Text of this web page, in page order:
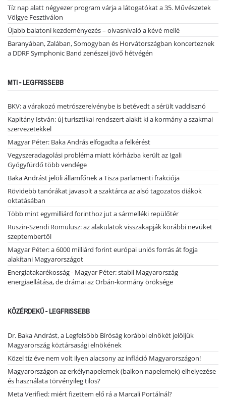
Tíz nap alatt négyezer program várja a látogatókat a 35. Művészetek
Völgye Fesztiválon
Újabb balatoni kezdeményezés – olvasnivaló a kévé mellé
Baranyában, Zalában, Somogyban és Horvátországban koncerteznek
a DDRF Symphonic Band zenészei jövő hétvégén
MTI - LEGFRISSEBB
BKV: a várakozó metrószerelvénybe is betévedt a sérült vaddisznó
Kapitány István: új turisztikai rendszert alakít ki a kormány a szakmai
szervezetekkel
Magyar Péter: Baka András elfogadta a felkérést
Vegyszeradagolási probléma miatt kórházba került az Igali
Gyógyfürdő több vendége
Baka Andrást jelöli államfőnek a Tisza parlamenti frakciója
Rövidebb tanórákat javasolt a szaktárca az alsó tagozatos diákok
oktatásában
Több mint egymilliárd forinthoz jut a sármelléki repülőtér
Ruszin-Szendi Romulusz: az alakulatok visszakapják korábbi nevüket
szeptembertől
Magyar Péter: a 6000 milliárd forint európai uniós forrás át fogja
alakítani Magyarországot
Energiatakarékosság - Magyar Péter: stabil Magyarország
energiaellátása, de drámai az Orbán-kormány öröksége
KÖZÉRDEKŰ - LEGFRISSEBB
Dr. Baka Andrást, a Legfelsőbb Bíróság korábbi elnökét jelöljük
Magyarország köztársasági elnökének
Közel tíz éve nem volt ilyen alacsony az infláció Magyarországon!
Magyarországon az erkélynapelemek (balkon napelemek) elhelyezése
és használata törvényileg tilos?
Meta Verified: miért fizettem elő rá a Marcali Portálnál?